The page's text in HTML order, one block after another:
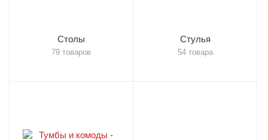
Столы
79 товаров
Стулья
54 товара